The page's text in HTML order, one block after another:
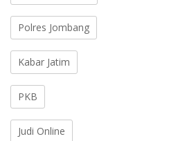
Polres Jombang
Kabar Jatim
PKB
Judi Online